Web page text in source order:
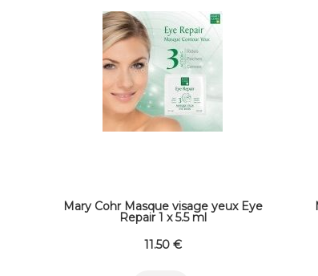
Mary Cohr Masque visage yeux Eye
Repair 1 x 5.5 ml
11.50 €